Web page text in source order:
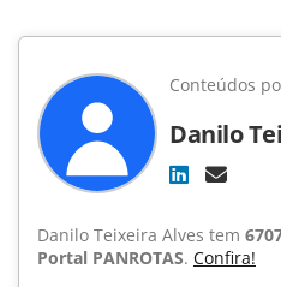
Conteúdos
Danilo
Danilo Teixeira Alves tem
Portal PANROTAS. Confira!